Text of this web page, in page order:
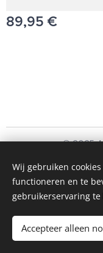
89,95 €
© 2025
Wij gebruiken
functioneren en te
gebruikerservaring te
Accepteer alleen